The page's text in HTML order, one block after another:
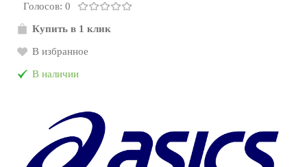
Голосов: 0
Купить в 1 клик
В избранное
В наличии